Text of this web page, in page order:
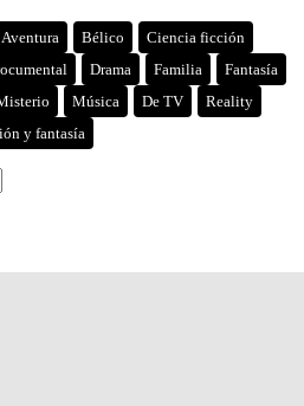
Aventura Bélico
Ciencia ficción
Drama Familia
Fantasía
Música De TV
Reality
y fantasía